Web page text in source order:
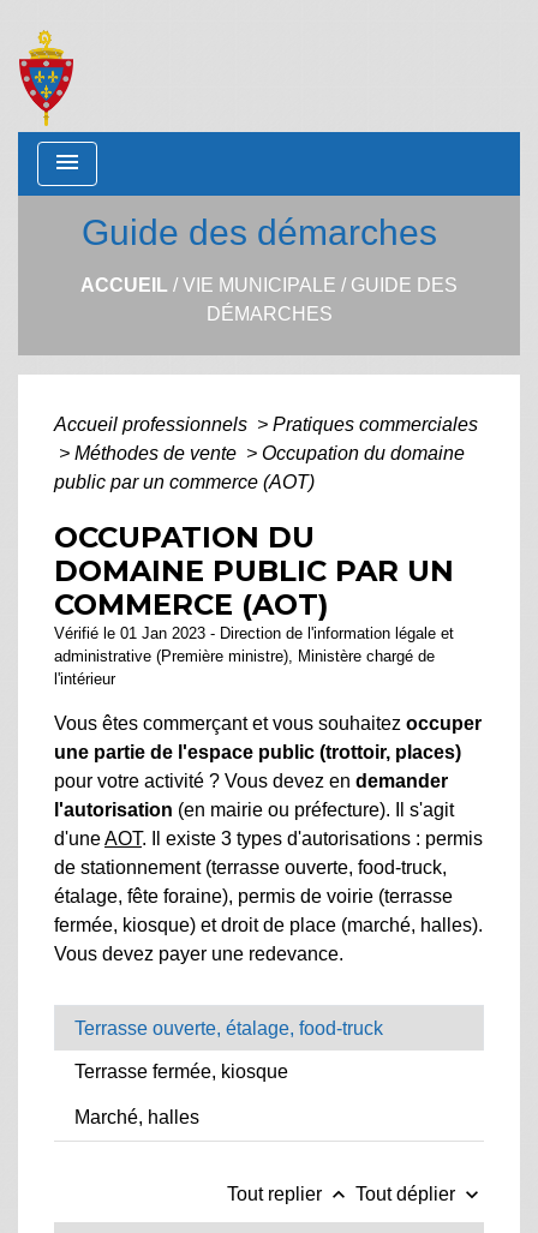
menu
Guide des démarches
ACCUEIL /VIE MUNICIPALE / GUIDE DES
DÉMARCHES
Accueil professionnels > Pratiques commerciales
> Méthodes de vente > Occupation du domaine
public par un commerce (AOT)
OCCUPATION DU
DOMAINE PUBLIC PAR UN
COMMERCE (AOT)
Vérifié le 01 Jan 2023 - Direction de l'information légale et
administrative (Première ministre), Ministère chargé de
l'intérieur
Vous êtes commerçant et vous souhaitez occuper
une partie de l'espace public (trottoir, places)
pour votre activité ? Vous devez en demander
l'autorisation (en mairie ou préfecture). Il s'agit
d'uneAOT. Il existe 3 types d'autorisations : permis
de stationnement (terrasse ouverte, food-truck,
étalage, fête foraine), permis de voirie (terrasse
fermée, kiosque) et droit de place (marché, halles).
Vous devez payer une redevance.
Terrasse ouverte, étalage, food-truck
Terrasse fermée, kiosque
Marché, halles
Tout replier keyboard_arrow_up Tout déplier keyboard_arrow_down